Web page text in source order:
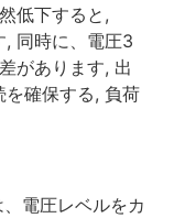
低下すると,
, 同時に、電圧3
があります, 出
を確保する, 負荷
電圧レベルをカ